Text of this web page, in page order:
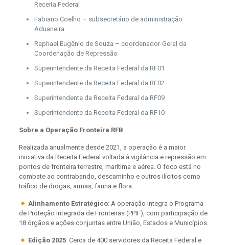
Receita Federal
Fabiano Coelho – subsecretário de administração
Aduaneira
Raphael Eugênio de Souza – coordenador-Geral da
Coordenação de Repressão
Superintendente da Receita Federal da RF01
Superintendente da Receita Federal da RF02
Superintendente da Receita Federal da RF09
Superintendente da Receita Federal da RF10
Sobre a Operação Fronteira RFB
Realizada anualmente desde 2021, a operação é a maior
iniciativa da Receita Federal voltada à vigilância e repressão em
pontos de fronteira terrestre, marítima e aérea. O foco está no
combate ao contrabando, descaminho e outros ilícitos como
tráfico de drogas, armas, fauna e flora.
Alinhamento Estratégico: A operação integra o Programa
de Proteção Integrada de Fronteiras (PPIF), com participação de
18 órgãos e ações conjuntas entre União, Estados e Municípios.
Edição 2025: Cerca de 400 servidores da Receita Federal e